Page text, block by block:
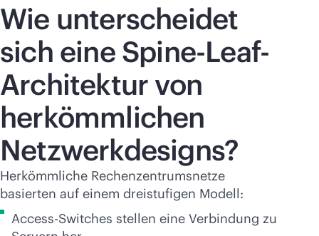
Wie unterscheidet
sich eine Spine-Leaf-
Architektur von
herkömmlichen
Netzwerkdesigns?
Herkömmliche Rechenzentrumsnetze
basierten auf einem dreistufigen Modell:
Access-Switches stellen eine Verbindung zu